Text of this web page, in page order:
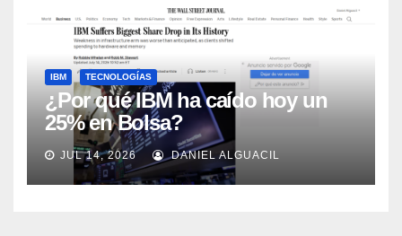
IBM TECNOLOGÍAS
¿Por qué IBM ha caído hoy un
25% en Bolsa?
JUL 14, 2026 DANIEL ALGUACIL